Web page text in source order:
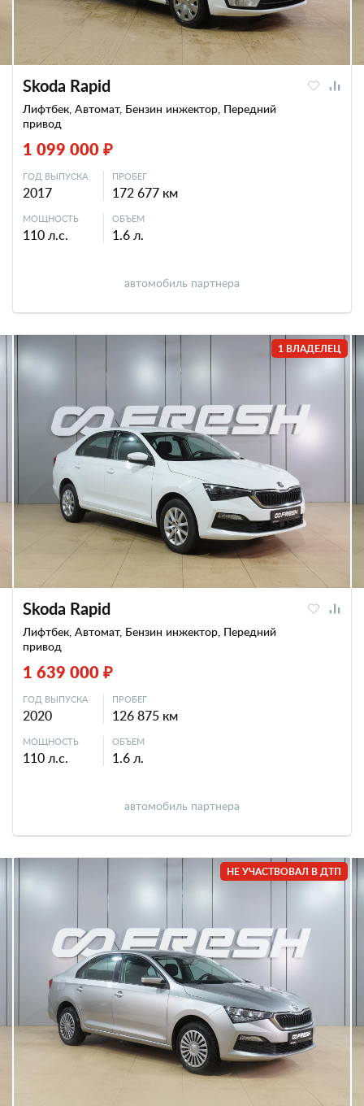
Skoda Rapid
Лифтбек, Автомат, Бензин инжектор, Передний
привод
1 099 000 ₽
ГОД ВЫПУСКА
2017
ПРОБЕГ
172 677 км
МОЩНОСТЬ
110 л.с.
ОБЪЕМ
1.6 л.
автомобиль партнера
1 ВЛАДЕЛЕЦ
Skoda Rapid
Лифтбек, Автомат, Бензин инжектор, Передний
привод
1 639 000 ₽
ГОД ВЫПУСКА
2020
ПРОБЕГ
126 875 км
МОЩНОСТЬ
110 л.с.
ОБЪЕМ
1.6 л.
автомобиль партнера
НЕ УЧАСТВОВАЛ В ДТП